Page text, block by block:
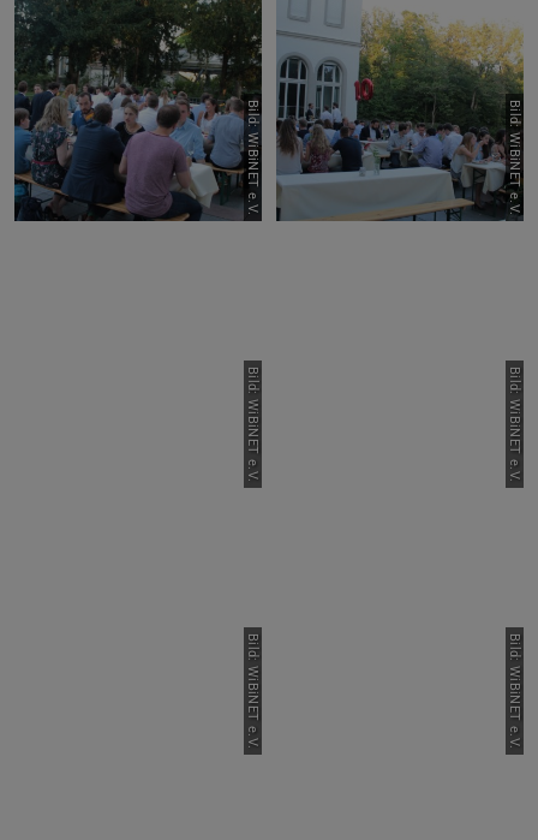
Bild: WiBiNET e.V. Bild: WiBiNET e.V.
Bild: WiBiNET e.V. Bild: WiBiNET e.V.
Bild: WiBiNET e.V. Bild: WiBiNET e.V.